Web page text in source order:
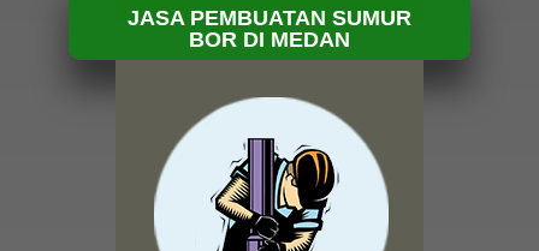
JASA PEMBUATAN SUMUR
BOR DI MEDAN
HUBUNGI KAMI